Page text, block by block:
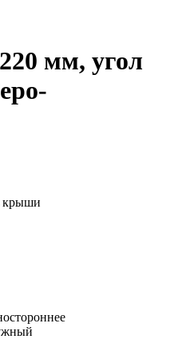
мм, угол
крыши